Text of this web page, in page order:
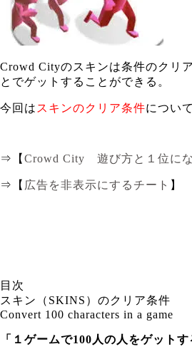
Crowd Cityのスキンは条件のクリ
とでゲットすることができる。
今回は スキンのクリア条件につい
⇒【 Crowd City 遊び方と１位に
⇒【 広告を非表示にするチート 】
目次
スキン（SKINS）のクリア条件
Convert 100 characters in a game
「１ゲームで100人の人をゲットす